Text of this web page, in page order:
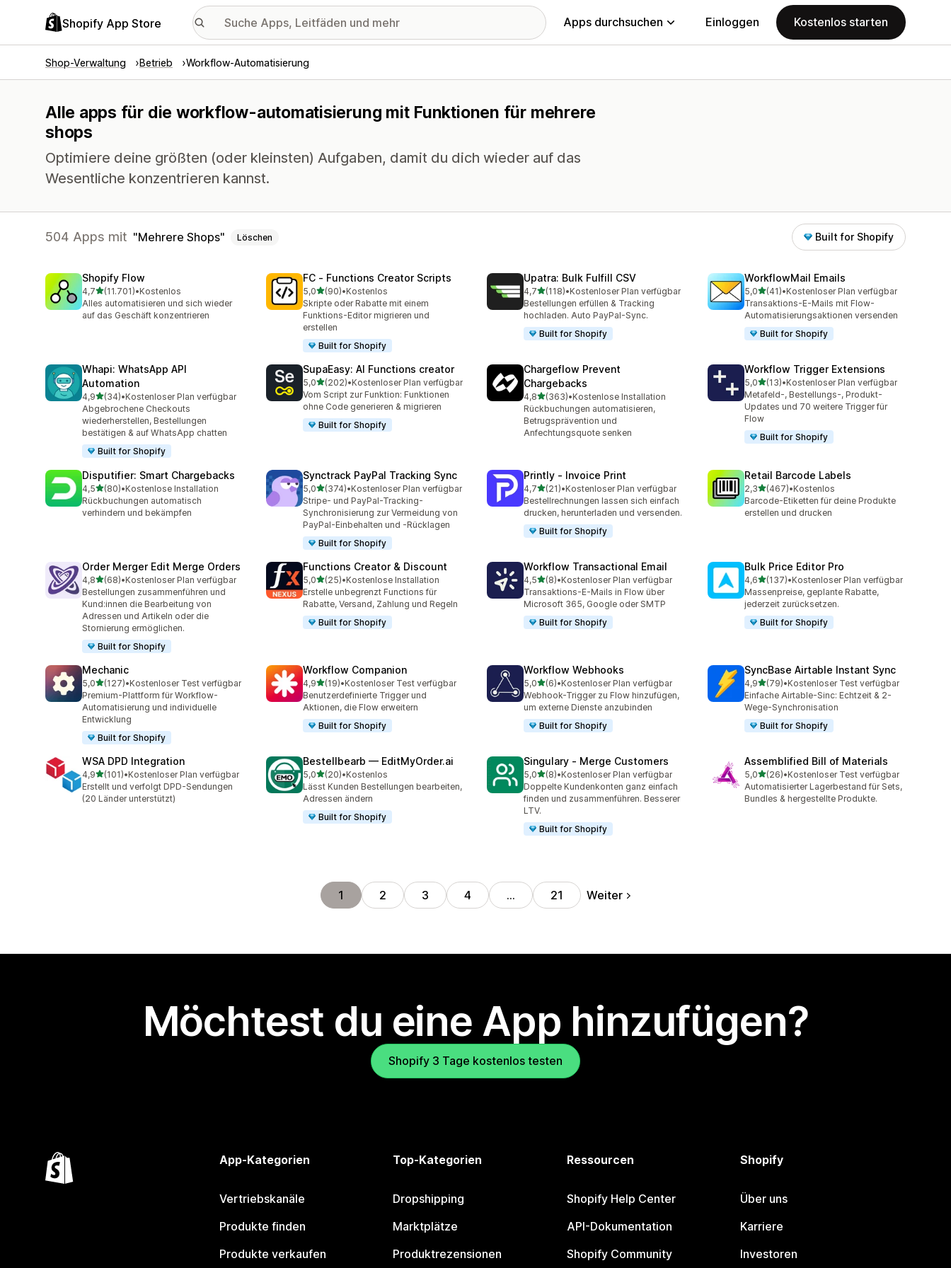
Shopify App Store Apps durchsuchen Einloggen Kostenlos starten
Shop-Verwaltung Betrieb Workflow-Automatisierung
Alle apps für die workflow-automatisierung mit Funktionen für mehrere
shops
Optimiere deine größten (oder kleinsten) Aufgaben, damit du dich wieder auf das
Wesentliche konzentrieren kannst.
504 Apps mit Mehrere Shops Löschen Built for Shopify
Shopify Flow
4,7von 5 Sternen
(11.701)
11701 Rezensionen insgesamt
•Kostenlos
Alles automatisieren und sich wieder
auf das Geschäft konzentrieren
FC ‑ Functions Creator Scripts
5,0von 5 Sternen
(90)
90 Rezensionen insgesamt
•Kostenlos
Skripte oder Rabatte mit einem
Funktions-Editor migrieren und
erstellen
Built for Shopify
Upatra: Bulk Fulfill CSV
4,7von 5 Sternen
(118)
118 Rezensionen insgesamt
•Kostenloser Plan verfügbar
Bestellungen erfüllen & Tracking
hochladen. Auto PayPal-Sync.
Built for Shopify
WorkflowMail Emails
5,0von 5 Sternen
(41)
41 Rezensionen insgesamt
•Kostenloser Plan verfügbar
Transaktions-E-Mails mit Flow-
Automatisierungsaktionen versenden
Built for Shopify
Whapi: WhatsApp API
Automation
4,9von 5 Sternen
(34)
34 Rezensionen insgesamt
•Kostenloser Plan verfügbar
Abgebrochene Checkouts
wiederherstellen, Bestellungen
bestätigen & auf WhatsApp chatten
Built for Shopify
SupaEasy: AI Functions creator
5,0von 5 Sternen
(202)
202 Rezensionen insgesamt
•Kostenloser Plan verfügbar
Vom Script zur Funktion: Funktionen
ohne Code generieren & migrieren
Built for Shopify
Chargeflow Prevent
Chargebacks
4,8von 5 Sternen
(363)
363 Rezensionen insgesamt
•Kostenlose Installation
Rückbuchungen automatisieren,
Betrugsprävention und
Anfechtungsquote senken
Workflow Trigger Extensions
5,0von 5 Sternen
(13)
13 Rezensionen insgesamt
•Kostenloser Plan verfügbar
Metafeld-, Bestellungs-, Produkt-
Updates und 70 weitere Trigger für
Flow
Built for Shopify
Disputifier: Smart Chargebacks
4,5von 5 Sternen
(80)
80 Rezensionen insgesamt
•Kostenlose Installation
Rückbuchungen automatisch
verhindern und bekämpfen
Synctrack PayPal Tracking Sync
5,0von 5 Sternen
(374)
374 Rezensionen insgesamt
•Kostenloser Plan verfügbar
Stripe- und PayPal-Tracking-
Synchronisierung zur Vermeidung von
PayPal-Einbehalten und -Rücklagen
Built for Shopify
Printly ‑ Invoice Print
4,7von 5 Sternen
(21)
21 Rezensionen insgesamt
•Kostenloser Plan verfügbar
Bestellrechnungen lassen sich einfach
drucken, herunterladen und versenden.
Built for Shopify
Retail Barcode Labels
2,3von 5 Sternen
(467)
467 Rezensionen insgesamt
•Kostenlos
Barcode-Etiketten für deine Produkte
erstellen und drucken
Order Merger Edit Merge Orders
4,8von 5 Sternen
(68)
68 Rezensionen insgesamt
•Kostenloser Plan verfügbar
Bestellungen zusammenführen und
Kund:innen die Bearbeitung von
Adressen und Artikeln oder die
Stornierung ermöglichen.
Built for Shopify
Functions Creator & Discount
5,0von 5 Sternen
(25)
25 Rezensionen insgesamt
•Kostenlose Installation
Erstelle unbegrenzt Functions für
Rabatte, Versand, Zahlung und Regeln
Built for Shopify
Workflow Transactional Email
4,5von 5 Sternen
(8)
8 Rezensionen insgesamt
•Kostenloser Plan verfügbar
Transaktions-E-Mails in Flow über
Microsoft 365, Google oder SMTP
Built for Shopify
Bulk Price Editor Pro
4,6von 5 Sternen
(137)
137 Rezensionen insgesamt
•Kostenloser Plan verfügbar
Massenpreise, geplante Rabatte,
jederzeit zurücksetzen.
Built for Shopify
Mechanic
5,0von 5 Sternen
(127)
127 Rezensionen insgesamt
•Kostenloser Test verfügbar
Premium-Plattform für Workflow-
Automatisierung und individuelle
Entwicklung
Built for Shopify
Workflow Companion
4,9von 5 Sternen
(19)
19 Rezensionen insgesamt
•Kostenloser Test verfügbar
Benutzerdefinierte Trigger und
Aktionen, die Flow erweitern
Built for Shopify
Workflow Webhooks
5,0von 5 Sternen
(6)
6 Rezensionen insgesamt
•Kostenloser Plan verfügbar
Webhook-Trigger zu Flow hinzufügen,
um externe Dienste anzubinden
Built for Shopify
SyncBase Airtable Instant Sync
4,9von 5 Sternen
(79)
79 Rezensionen insgesamt
•Kostenloser Test verfügbar
Einfache Airtable-Sinc: Echtzeit & 2-
Wege-Synchronisation
Built for Shopify
WSA DPD Integration
4,9von 5 Sternen
(101)
101 Rezensionen insgesamt
•Kostenloser Plan verfügbar
Erstellt und verfolgt DPD-Sendungen
(20 Länder unterstützt)
Bestellbearb — EditMyOrder.ai
5,0von 5 Sternen
(20)
20 Rezensionen insgesamt
•Kostenlos
Lässt Kunden Bestellungen bearbeiten,
Adressen ändern
Built for Shopify
Singulary ‑ Merge Customers
5,0von 5 Sternen
(8)
8 Rezensionen insgesamt
•Kostenloser Plan verfügbar
Doppelte Kundenkonten ganz einfach
finden und zusammenführen. Besserer
LTV.
Built for Shopify
Assemblified Bill of Materials
5,0von 5 Sternen
(26)
26 Rezensionen insgesamt
•Kostenloser Test verfügbar
Automatisierter Lagerbestand für Sets,
Bundles & hergestellte Produkte.
1 2 3 4 … 21 Weiter
Möchtest du eine App hinzufügen?
Shopify 3 Tage kostenlos testen
App-Kategorien
Vertriebskanäle
Produkte finden
Produkte verkaufen
Top-Kategorien
Dropshipping
Marktplätze
Produktrezensionen
Ressourcen
Shopify Help Center
API-Dokumentation
Shopify Community
Shopify
Über uns
Karriere
Investoren